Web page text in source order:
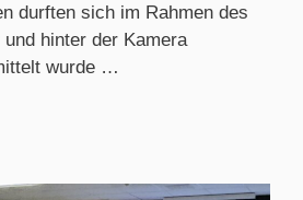
durften sich im Rahmen des
hinter der Kamera
wurde …